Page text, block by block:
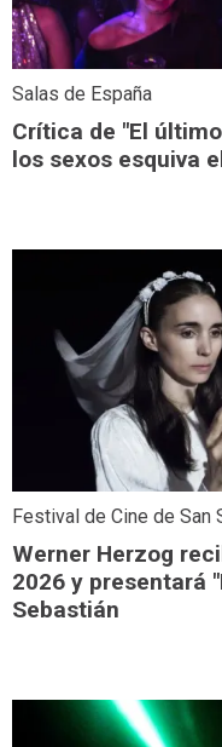
Salas de España
Crítica de "El
los sexos esquiva
Festival de Cine de San
Werner Herzog
2026 y presentará
Sebastián